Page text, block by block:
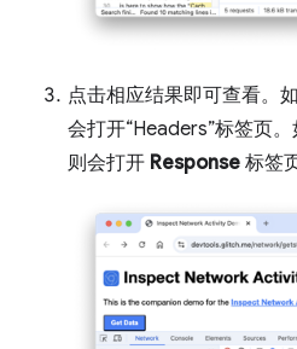
点击相应结果即可查看。
会打开“Headers”标签页
则会打开 Response 标签